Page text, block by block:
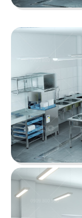
cam, vàng
Thiết kế lấy